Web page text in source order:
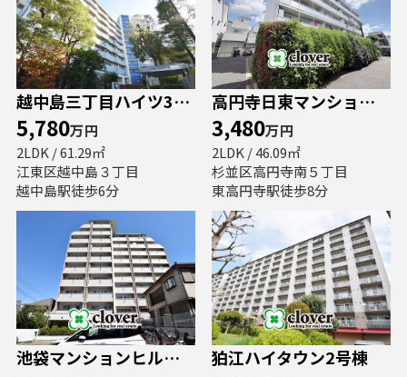
越中島三丁目ハイツ3号棟
5,780万円
2LDK / 61.29㎡
江東区越中島３丁目
越中島駅徒歩6分
高円寺日東マンション B棟
3,480万円
2LDK / 46.09㎡
杉並区高円寺南５丁目
東高円寺駅徒歩8分
池袋マンションヒルハイム 狛江ハイタウン2号棟